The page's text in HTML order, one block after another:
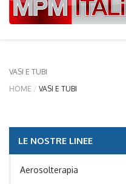
VASI E TUBI
HOME
VASI E TUBI
LE NOSTRE LINEE
Aerosolterapia